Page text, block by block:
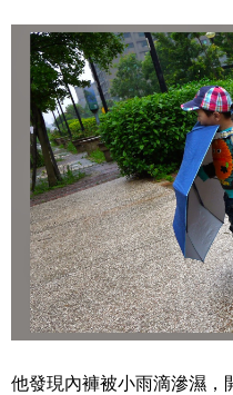
他發現內褲被小雨滴滲濕，